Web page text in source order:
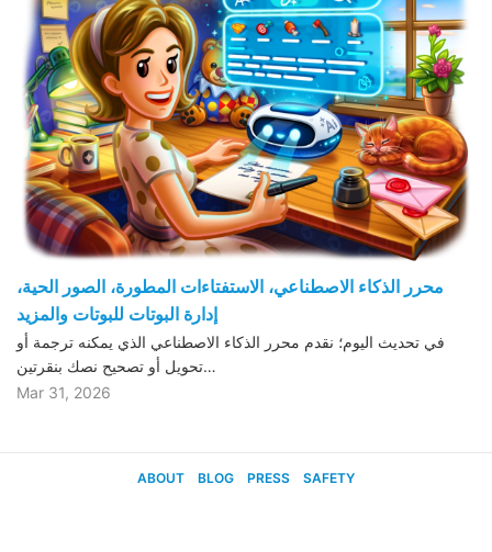
محرر الذكاء الاصطناعي، الاستفتاءات المطورة، الصور الحية،
إدارة البوتات للبوتات والمزيد
في تحديث اليوم؛ نقدم محرر الذكاء الاصطناعي الذي يمكنه ترجمة أو
تحويل أو تصحيح نصك بنقرتين…
Mar 31, 2026
ABOUT BLOG PRESS SAFETY